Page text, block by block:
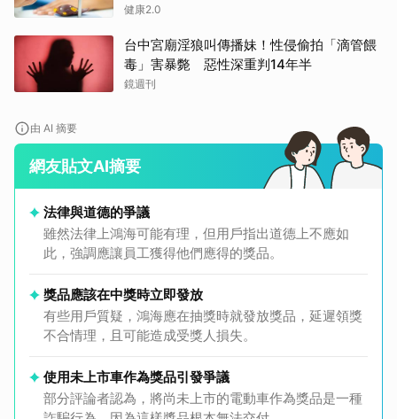
健康2.0
台中宮廟淫狼叫傳播妹！性侵偷拍「滴管餵
毒」害暴斃 惡性深重判14年半
鏡週刊
由 AI 摘要
網友貼文AI摘要
法律與道德的爭議
雖然法律上鴻海可能有理，但用戶指出道德上不應如
此，強調應讓員工獲得他們應得的獎品。
獎品應該在中獎時立即發放
有些用戶質疑，鴻海應在抽獎時就發放獎品，延遲領獎
不合情理，且可能造成受獎人損失。
使用未上市車作為獎品引發爭議
部分評論者認為，將尚未上市的電動車作為獎品是一種